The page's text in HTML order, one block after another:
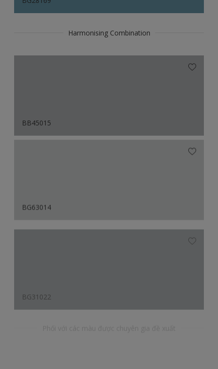
Harmonising Combination
BB45015
BG63014